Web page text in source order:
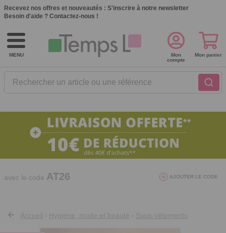
Recevez nos offres et nouveautés : S'inscrire à notre newsletter
Besoin d'aide ? Contactez-nous !
MENU
Rechercher un article ou une référence
Mon
compte
Mon panier
10€ de réduction dès 40€ d'achat. Offre
valable du 03/08/2026 au 12/08/2026.
avec le code AT26 AJOUTER LE CODE
Accueil Hygiène, mode et beauté Sous-vêtements